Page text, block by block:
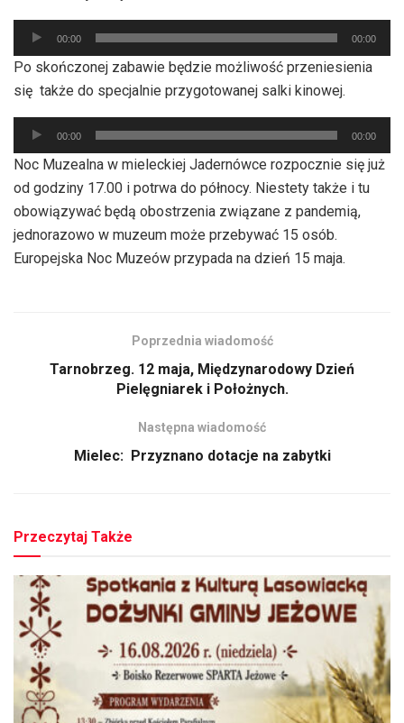
Odtwarzacz
plików
dźwiękowych
00:00 00:00
Po skończonej zabawie będzie możliwość przeniesienia
się także do specjalnie przygotowanej salki kinowej.
Odtwarzacz
plików
dźwiękowych
00:00 00:00
Noc Muzealna w mieleckiej Jadernówce rozpocznie się już
od godziny 17.00 i potrwa do północy. Niestety także i tu
obowiązywać będą obostrzenia związane z pandemią,
jednorazowo w muzeum może przebywać 15 osób.
Europejska Noc Muzeów przypada na dzień 15 maja.
Poprzednia wiadomość
Tarnobrzeg. 12 maja, Międzynarodowy Dzień
Pielęgniarek i Położnych.
Następna wiadomość
Mielec: Przyznano dotacje na zabytki
Przeczytaj Także